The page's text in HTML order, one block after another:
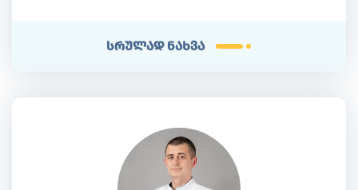
სრულად ნახვა